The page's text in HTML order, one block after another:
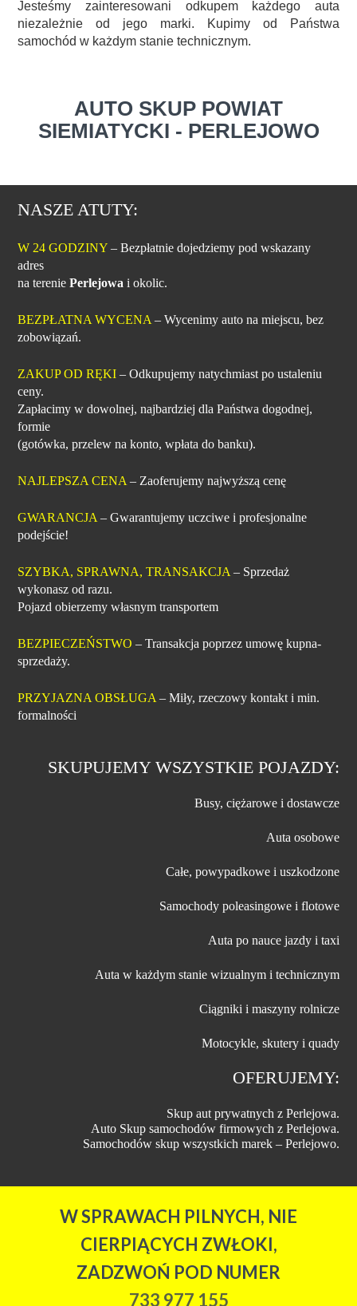
Jesteśmy zainteresowani odkupem każdego auta
niezależnie od jego marki. Kupimy od Państwa
samochód w każdym stanie technicznym.
AUTO SKUP POWIAT
SIEMIATYCKI - PERLEJOWO
NASZE ATUTY:
W 24 GODZINY – Bezpłatnie dojedziemy pod wskazany
adres
na terenie Perlejowai okolic.
BEZPŁATNA WYCENA – Wycenimy auto na miejscu, bez
zobowiązań.
ZAKUP OD RĘKI – Odkupujemy natychmiast po ustaleniu
ceny.
Zapłacimy w dowolnej, najbardziej dla Państwa dogodnej,
formie
(gotówka, przelew na konto, wpłata do banku).
NAJLEPSZA CENA – Zaoferujemy najwyższą cenę
GWARANCJA – Gwarantujemy uczciwe i profesjonalne
podejście!
SZYBKA, SPRAWNA, TRANSAKCJA – Sprzedaż
wykonasz od razu.
Pojazd obierzemy własnym transportem
BEZPIECZEŃSTWO – Transakcja poprzez umowę kupna-
sprzedaży.
PRZYJAZNA OBSŁUGA – Miły, rzeczowy kontakt i min.
formalności
SKUPUJEMY WSZYSTKIE POJAZDY:
Busy, ciężarowe i dostawcze
Auta osobowe
Całe, powypadkowe i uszkodzone
Samochody poleasingowe i flotowe
Auta po nauce jazdy i taxi
Auta w każdym stanie wizualnym i technicznym
Ciągniki i maszyny rolnicze
Motocykle, skutery i quady
OFERUJEMY:
Skup aut prywatnych z Perlejowa.
Auto Skup samochodów firmowych z Perlejowa.
Samochodów skup wszystkich marek – Perlejowo.
W SPRAWACH PILNYCH, NIE
CIERPIĄCYCH ZWŁOKI,
ZADZWOŃ POD NUMER
733 977 155